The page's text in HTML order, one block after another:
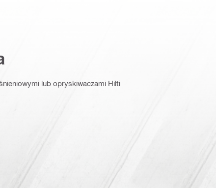
lub opryskiwaczami Hilti